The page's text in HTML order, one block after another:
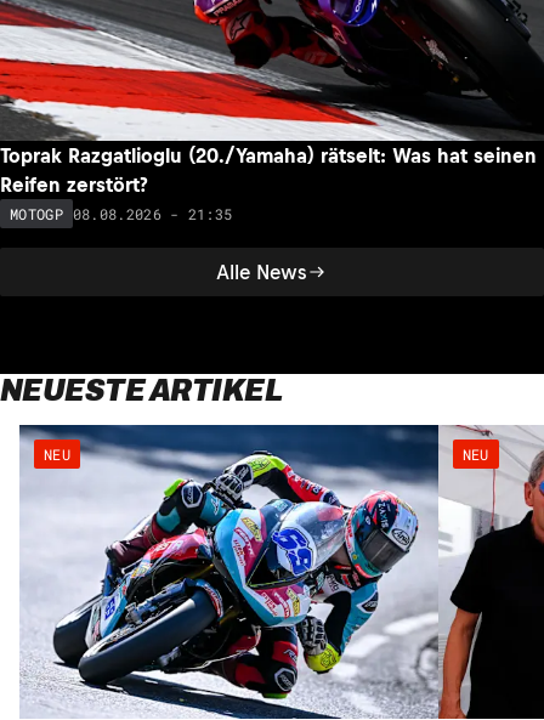
Alle News
Toprak Razgatlioglu (20./Yamaha) rätselt: Was hat seinen
Reifen zerstört?
MOTOGP 08.08.2026 - 21:35
NEUESTE ARTIKEL
NEU NEU